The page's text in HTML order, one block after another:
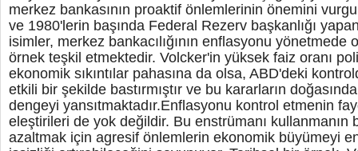
merkez bankasının proaktif önlemlerinin önemini
ve 1980'lerin başında Federal Rezerv başkanlığı
isimler, merkez bankacılığının enflasyonu yönetmede
örnek teşkil etmektedir. Volcker'in yüksek faiz oranı
ekonomik sıkıntılar pahasına da olsa, ABD'deki
etkili bir şekilde bastırmıştır ve bu kararların
dengeyi yansıtmaktadır.Enflasyonu kontrol etmenin
eleştirileri de yok değildir. Bu enstrümanı kullanmanın
azaltmak için agresif önlemlerin ekonomik büyümeyi